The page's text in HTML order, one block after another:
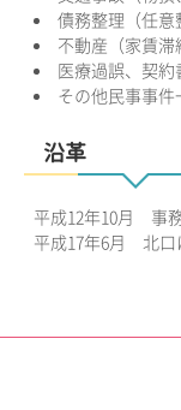
債務整理（任意
不動産（家賃滞
医療過誤、契
その他民事事件
沿革
平成12年10月 事
平成17年6月 北口